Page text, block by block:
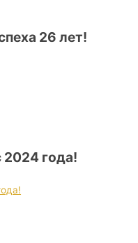
26 лет!
2024 года!